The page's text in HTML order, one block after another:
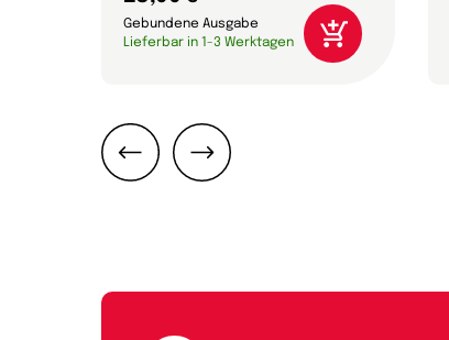
Gebundene Ausgabe
Lieferbar in 1-3 Werktagen